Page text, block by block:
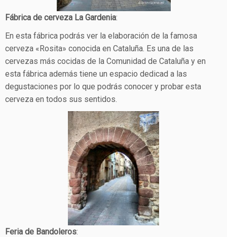
Fábrica de cerveza La Gardenia:
En esta fábrica podrás ver la elaboración de la famosa
cerveza «Rosita» conocida en Cataluña. Es una de las
cervezas más cocidas de la Comunidad de Cataluña y en
esta fábrica además tiene un espacio dedicad a las
degustaciones por lo que podrás conocer y probar esta
cerveza en todos sus sentidos.
Feria de Bandoleros: